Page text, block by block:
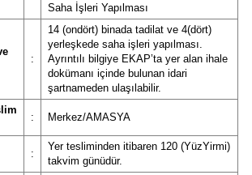
Saha İşleri Yapılması
:
14 (ondört) binada tadilat ve 4(dört)
yerleşkede saha işleri yapılması.
Ayrıntılı bilgiye EKAP’ta yer alan ihale
dokümanı içinde bulunan idari
şartnameden ulaşılabilir.
: Merkez/AMASYA
:
Yer tesliminden itibaren 120 (YüzYirmi)
takvim günüdür.